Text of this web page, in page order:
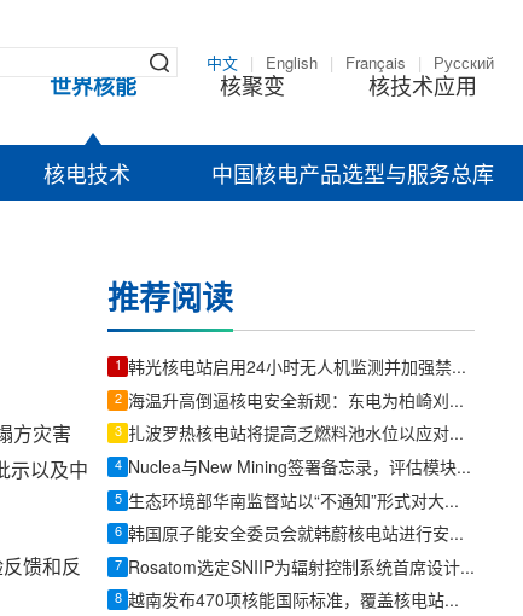
中文 English Français Русский
世界核能 核聚变 核技术应用
核电技术 中国核电产品选型与服务总库
方灾害
示以及中
馈和反
推荐阅读
1 韩光核电站启用24小时无人机监测并加强禁飞宣传
2 海温升高倒逼核电安全新规：东电为柏崎刈羽核电站设临停标准
3 扎波罗热核电站将提高乏燃料池水位以应对断电风险
4 Nuclea与New Mining签署备忘录，评估模块化反应堆为数据中心供电
5 生态环境部华南监督站以“不通知”形式对大亚湾核电基地开展防台防汛专项检查
6 韩国原子能安全委员会就韩蔚核电站进行安全检查
7 Rosatom选定SNIIP为辐射控制系统首席设计机构，统管核设施放射仪表标准化与进口替代保障
8 越南发布470项核能国际标准，覆盖核电站、研究堆、SMR及辐射防护全链条